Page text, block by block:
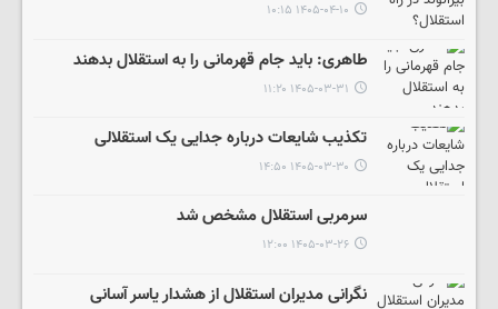
۱۴۰۵-۰۴-۱۰ ۱۰:۱۵
طاهری: باید جام قهرمانی را به استقلال بدهند
۱۴۰۵-۰۳-۳۱ ۱۱:۲۰
تکذیب شایعات درباره جدایی یک استقلالی
۱۴۰۵-۰۳-۳۰ ۱۴:۵۰
سرمربی استقلال مشخص شد
۱۴۰۵-۰۳-۲۶ ۱۲:۰۰
نگرانی مدیران استقلال از هشدار یاسر آسانی